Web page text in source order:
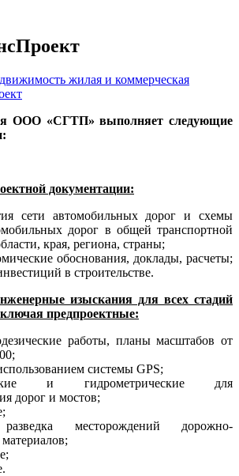
жилая и коммерческая
ООО «СГТП» выполняет следующие
документации:
сети автомобильных дорог и схемы
дорог в общей транспортной
края, региона, страны;
обоснования, доклады, расчеты;
в строительстве.
изыскания для всех стадий
предпроектные:
работы, планы масштабов от
системы GPS;
и гидрометрические для
дорог и мостов;
месторождений дорожно-